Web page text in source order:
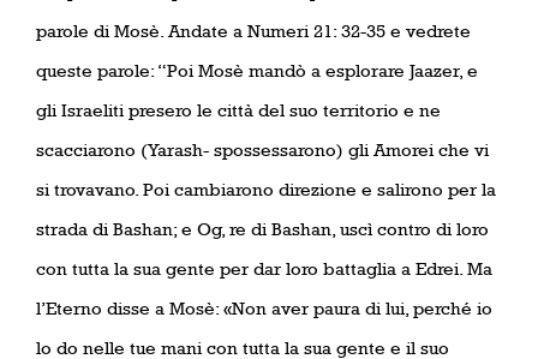
parole di Mosè. Andate a Numeri 21: 32-35 e vedrete
queste parole: “Poi Mosè mandò a esplorare Jaazer, e
gli Israeliti presero le città del suo territorio e ne
scacciarono (Yarash- spossessarono) gli Amorei che vi
si trovavano. Poi cambiarono direzione e salirono per la
strada di Bashan; e Og, re di Bashan, uscì contro di loro
con tutta la sua gente per dar loro battaglia a Edrei. Ma
l’Eterno disse a Mosè: «Non aver paura di lui, perché io
lo do nelle tue mani con tutta la sua gente e il suo